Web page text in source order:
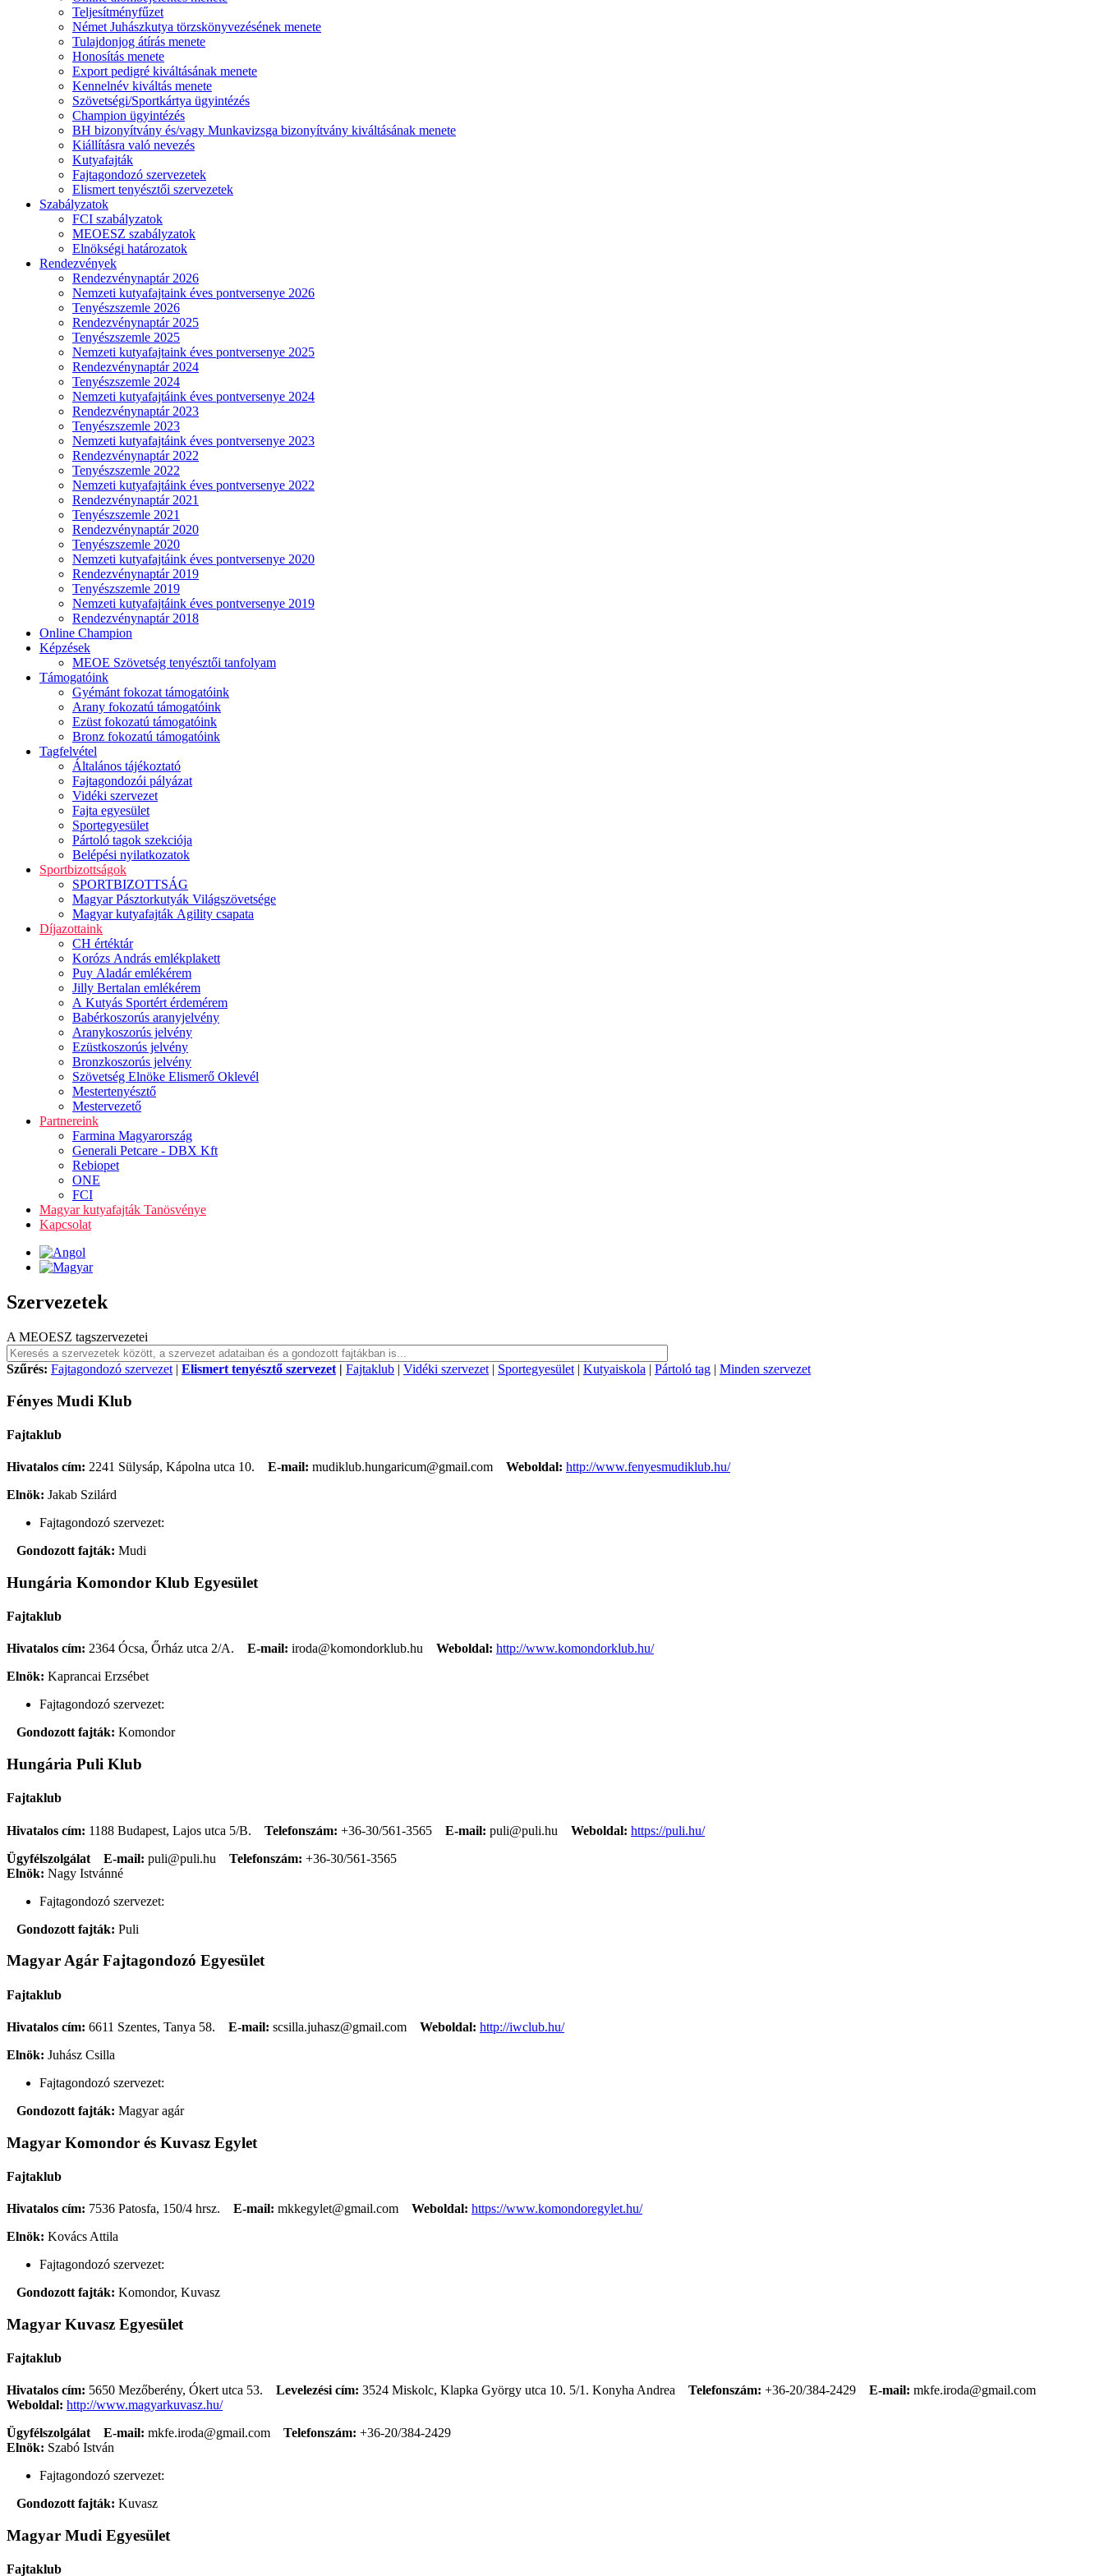
Teljesítményfűzet
Német Juhászkutya törzskönyvezésének menete
Tulajdonjog átírás menete
Honosítás menete
Export pedigré kiváltásának menete
Kennelnév kiváltás menete
Szövetségi/Sportkártya ügyintézés
Champion ügyintézés
BH bizonyítvány és/vagy Munkavizsga bizonyítvány kiváltásának menete
Kiállításra való nevezés
Kutyafajták
Fajtagondozó szervezetek
Elismert tenyésztői szervezetek
Szabályzatok
FCI szabályzatok
MEOESZ szabályzatok
Elnökségi határozatok
Rendezvények
Rendezvénynaptár 2026
Nemzeti kutyafajtaink éves pontversenye 2026
Tenyészszemle 2026
Rendezvénynaptár 2025
Tenyészszemle 2025
Nemzeti kutyafajtaink éves pontversenye 2025
Rendezvénynaptár 2024
Tenyészszemle 2024
Nemzeti kutyafajtáink éves pontversenye 2024
Rendezvénynaptár 2023
Tenyészszemle 2023
Nemzeti kutyafajtáink éves pontversenye 2023
Rendezvénynaptár 2022
Tenyészszemle 2022
Nemzeti kutyafajtáink éves pontversenye 2022
Rendezvénynaptár 2021
Tenyészszemle 2021
Rendezvénynaptár 2020
Tenyészszemle 2020
Nemzeti kutyafajtáink éves pontversenye 2020
Rendezvénynaptár 2019
Tenyészszemle 2019
Nemzeti kutyafajtáink éves pontversenye 2019
Rendezvénynaptár 2018
Online Champion
Képzések
MEOE Szövetség tenyésztői tanfolyam
Támogatóink
Gyémánt fokozat támogatóink
Arany fokozatú támogatóink
Ezüst fokozatú támogatóink
Bronz fokozatú támogatóink
Tagfelvétel
Általános tájékoztató
Fajtagondozói pályázat
Vidéki szervezet
Fajta egyesület
Sportegyesület
Pártoló tagok szekciója
Belépési nyilatkozatok
Sportbizottságok
SPORTBIZOTTSÁG
Magyar Pásztorkutyák Világszövetsége
Magyar kutyafajták Agility csapata
Díjazottaink
CH értéktár
Korózs András emlékplakett
Puy Aladár emlékérem
Jilly Bertalan emlékérem
A Kutyás Sportért érdemérem
Babérkoszorús aranyjelvény
Aranykoszorús jelvény
Ezüstkoszorús jelvény
Bronzkoszorús jelvény
Szövetség Elnöke Elismerő Oklevél
Mestertenyésztő
Mestervezető
Partnereink
Farmina Magyarország
Generali Petcare - DBX Kft
Rebiopet
ONE
FCI
Magyar kutyafajták Tanösvénye
Kapcsolat
Szervezetek
A MEOESZ tagszervezetei
Szűrés: Fajtagondozó szervezet | Elismert tenyésztő szervezet | Fajtaklub | Vidéki szervezet | Sportegyesület | Kutyaiskola | Pártoló tag | Minden szervezet
Fényes Mudi Klub
Fajtaklub
Hivatalos cím: 2241 Sülysáp, Kápolna utca 10. E-mail: mudiklub.hungaricum@gmail.com Weboldal: http://www.fenyesmudiklub.hu/
Elnök: Jakab Szilárd
Fajtagondozó szervezet:
Gondozott fajták: Mudi
Hungária Komondor Klub Egyesület
Fajtaklub
Hivatalos cím: 2364 Ócsa, Őrház utca 2/A. E-mail: iroda@komondorklub.hu Weboldal: http://www.komondorklub.hu/
Elnök: Kaprancai Erzsébet
Fajtagondozó szervezet:
Gondozott fajták: Komondor
Hungária Puli Klub
Fajtaklub
Hivatalos cím: 1188 Budapest, Lajos utca 5/B. Telefonszám: +36-30/561-3565 E-mail: puli@puli.hu Weboldal: https://puli.hu/
Ügyfélszolgálat
E-mail: puli@puli.hu Telefonszám: +36-30/561-3565
Elnök: Nagy Istvánné
Fajtagondozó szervezet:
Gondozott fajták: Puli
Magyar Agár Fajtagondozó Egyesület
Fajtaklub
Hivatalos cím: 6611 Szentes, Tanya 58. E-mail: scsilla.juhasz@gmail.com Weboldal: http://iwclub.hu/
Elnök: Juhász Csilla
Fajtagondozó szervezet:
Gondozott fajták: Magyar agár
Magyar Komondor és Kuvasz Egylet
Fajtaklub
Hivatalos cím: 7536 Patosfa, 150/4 hrsz. E-mail: mkkegylet@gmail.com Weboldal: https://www.komondoregylet.hu/
Elnök: Kovács Attila
Fajtagondozó szervezet:
Gondozott fajták: Komondor, Kuvasz
Magyar Kuvasz Egyesület
Fajtaklub
Hivatalos cím: 5650 Mezőberény, Ókert utca 53. Levelezési cím: 3524 Miskolc, Klapka György utca 10. 5/1. Konyha Andrea Telefonszám: +36-20/384-2429 E-mail: mkfe.iroda@gmail.com
Weboldal: http://www.magyarkuvasz.hu/
Ügyfélszolgálat
E-mail: mkfe.iroda@gmail.com Telefonszám: +36-20/384-2429
Elnök: Szabó István
Fajtagondozó szervezet:
Gondozott fajták: Kuvasz
Magyar Mudi Egyesület
Fajtaklub